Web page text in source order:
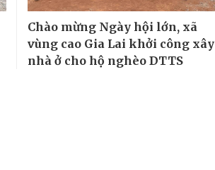
Chào mừng Ngày hội lớn, xã
vùng cao Gia Lai khởi công xây
nhà ở cho hộ nghèo DTTS